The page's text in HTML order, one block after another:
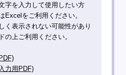
字を入力して使用したい方
Excelをご利用ください。
く表示されない可能性があり
の上ご利用ください。
力用PDF)